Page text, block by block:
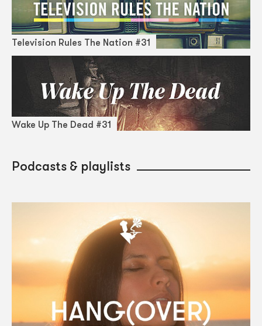
Television Rules The Nation #31
Wake Up The Dead #31
Podcasts & playlists